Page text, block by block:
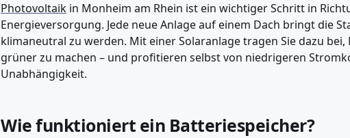
Photovoltaik in Monheim am Rhein ist ein wichtiger Schritt in
Energieversorgung. Jede neue Anlage auf einem Dach bringt die
klimaneutral zu werden. Mit einer Solaranlage tragen Sie dazu bei,
grüner zu machen – und profitieren selbst von niedrigeren
Unabhängigkeit.
Wie funktioniert ein Batteriespeicher?